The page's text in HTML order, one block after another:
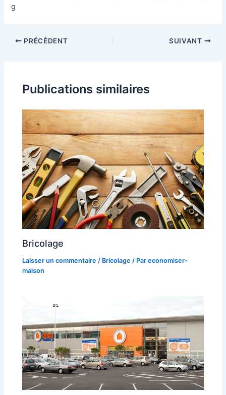
g
PRÉCÉDENT SUIVANT
Publications similaires
Bricolage
Laisser un commentaire / Bricolage / Pareconomiser-
maison